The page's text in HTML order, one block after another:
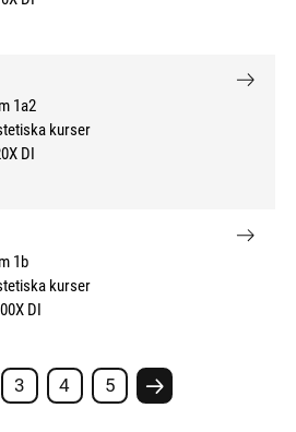
1a2
kurser
DI
1b
kurser
DI
3 4 5
Nästa sida #